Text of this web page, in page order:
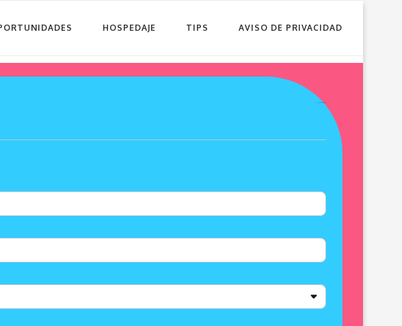
HOSPEDAJE TIPS AVISO DE PRIVACIDAD